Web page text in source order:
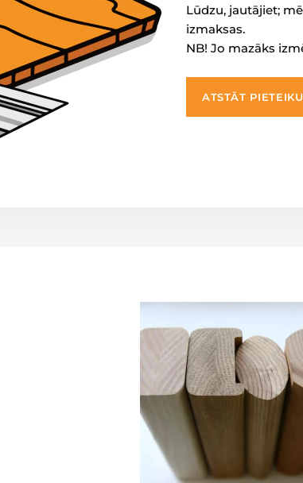
Lūdzu, jautājiet;
izmaksas.
NB! Jo mazāks
ATSTĀT